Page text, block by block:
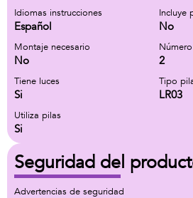
Idiomas instrucciones
Español
Incluye
No
Montaje necesario
No 2
Tiene luces
Si
Tipo
LR03
Utiliza pilas
Si
Seguridad del
Advertencias de seguridad